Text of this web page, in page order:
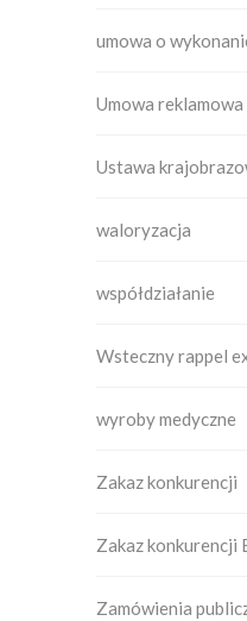
umowa o
Umowa reklamowa
Ustawa
waloryzacja
współdziałanie
Wsteczny rappel
wyroby medyczne
Zakaz konkurencji
Zakaz konkurencji
Zamówienia